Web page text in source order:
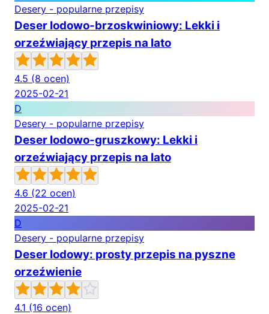
Desery - popularne przepisy
Deser lodowo-brzoskwiniowy: Lekki i
orzeźwiający przepis na lato
4.5 (8 ocen)
2025-02-21
D
Desery - popularne przepisy
Deser lodowo-gruszkowy: Lekki i
orzeźwiający przepis na lato
4.6 (22 ocen)
2025-02-21
D
Desery - popularne przepisy
Deser lodowy: prosty przepis na pyszne
orzeźwienie
4.1 (16 ocen)